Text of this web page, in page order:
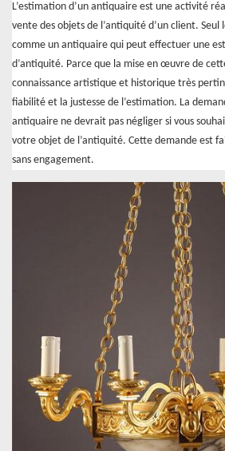
L’estimation d’un antiquaire est une activité
vente des objets de l’antiquité d’un client.
comme un antiquaire qui peut effectuer une
d’antiquité. Parce que la mise en œuvre de
connaissance artistique et historique très
fiabilité et la justesse de l’estimation. La
antiquaire ne devrait pas négliger si vous
votre objet de l’antiquité. Cette demande est
sans engagement.